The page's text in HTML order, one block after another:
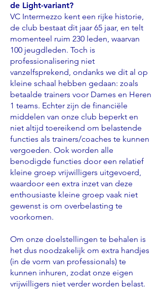
de Light-variant?
VC Intermezzo kent een rijke historie,
de club bestaat dit jaar 65 jaar, en telt
momenteel ruim 230 leden, waarvan
100 jeugdleden. Toch is
professionalisering niet
vanzelfsprekend, ondanks we dit al op
kleine schaal hebben gedaan: zoals
betaalde trainers voor Dames en Heren
1 teams. Echter zijn de financiële
middelen van onze club beperkt en
niet altijd toereikend om belastende
functies als trainers/coaches te kunnen
vergoeden. Ook worden alle
benodigde functies door een relatief
kleine groep vrijwilligers uitgevoerd,
waardoor een extra inzet van deze
enthousiaste kleine groep vaak niet
gewenst is om overbelasting te
voorkomen.
Om onze doelstellingen te behalen is
het dus noodzakelijk om extra handjes
(in de vorm van professionals) te
kunnen inhuren, zodat onze eigen
vrijwilligers niet verder worden belast.